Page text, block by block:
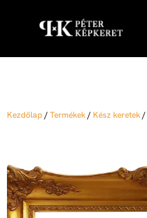
Kezdőlap/Termékek/ Kész keretek/